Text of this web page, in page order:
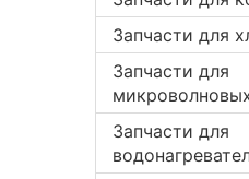
Запчасти для
Запчасти для
Запчасти для